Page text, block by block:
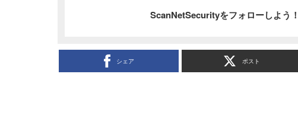
ScanNetSecurityをフォローしよう！
シェア ポスト